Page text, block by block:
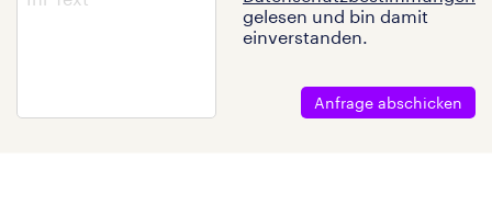
gelesen und bin damit
einverstanden.
Anfrage abschicken